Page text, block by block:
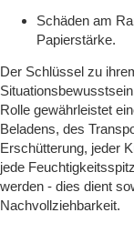
Schäden am
Papierstärke.
Der Schlüssel zu
Rolle gewährleistet
Beladens, des
Erschütterung, jeder
jede
werden - dies dient
Nachvollziehbarkeit.